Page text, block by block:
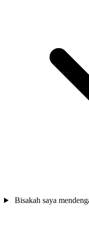
Bisakah saya